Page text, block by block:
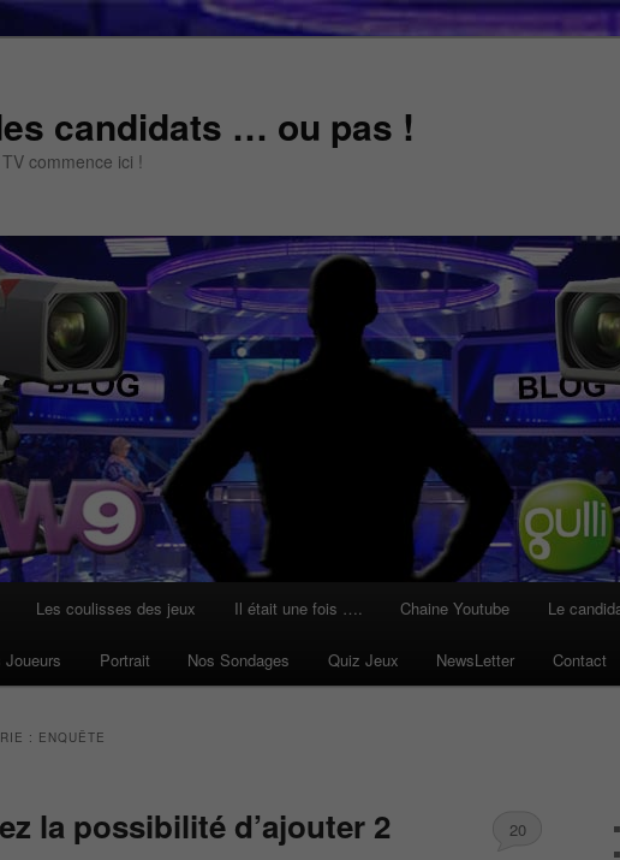
candidats … ou pas !
commence ici !
Les coulisses des jeux Il était une fois …. Chaine Youtube Le
Joueurs Portrait Nos Sondages Quiz Jeux NewsLetter Contact
: ENQUÊTE
la possibilité d’ajouter 2
20